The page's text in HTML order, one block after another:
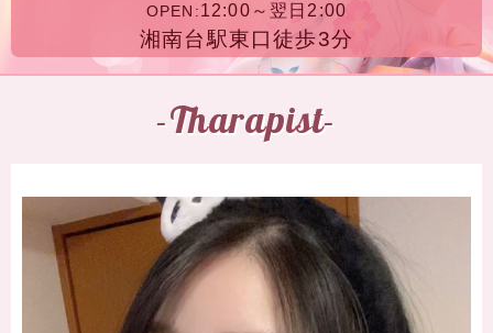
OPEN: 12:00～翌日2:00
湘南台駅東口徒歩3分
-Tharapist-